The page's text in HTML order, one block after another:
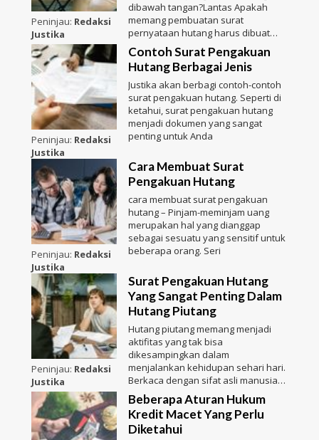
Peninjau: Redaksi
Justika
dibawah tangan?Lantas Apakah
memang pembuatan surat
pernyataan hutang harus dibuat
bersama den
Peninjau: Redaksi
Justika
Contoh Surat Pengakuan
Hutang Berbagai Jenis
Justika akan berbagi contoh-contoh
surat pengakuan hutang. Seperti di
ketahui, surat pengakuan hutang
menjadi dokumen yang sangat
penting untuk Anda
Peninjau: Redaksi
Justika
Cara Membuat Surat
Pengakuan Hutang
cara membuat surat pengakuan
hutang – Pinjam-meminjam uang
merupakan hal yang dianggap
sebagai sesuatu yang sensitif untuk
beberapa orang. Seri
Peninjau: Redaksi
Justika
Surat Pengakuan Hutang
Yang Sangat Penting Dalam
Hutang Piutang
Hutang piutang memang menjadi
aktifitas yang tak bisa
dikesampingkan dalam
menjalankan kehidupan sehari hari.
Berkaca dengan sifat asli manusia
sebag
Beberapa Aturan Hukum
Kredit Macet Yang Perlu
Diketahui